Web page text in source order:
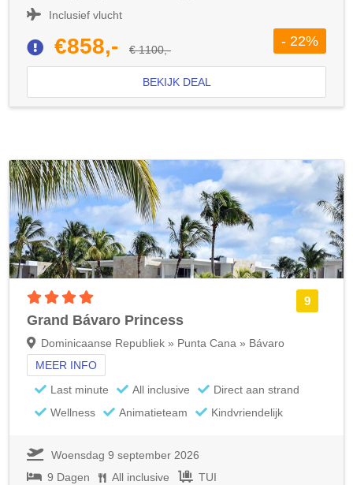
Inclusief vlucht
€858,- € 1100,-
- 22%
BEKIJK DEAL
9
Grand Bávaro Princess
Dominicaanse Republiek » Punta Cana » Bávaro
MEER INFO
Last minute
All inclusive
Direct aan strand
Wellness
Animatieteam Kindvriendelijk
Woensdag 9 september 2026
9 Dagen
All inclusive
TUI